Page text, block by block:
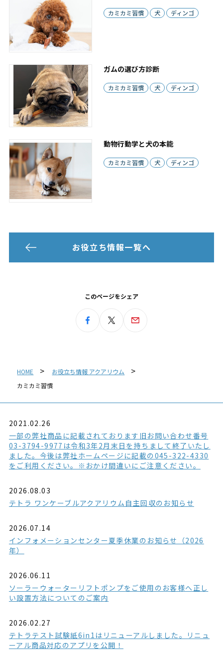
カミカミ習慣 犬 ディンゴ
ガムの選び方診断
カミカミ習慣 犬 ディンゴ
動物行動学と犬の本能
カミカミ習慣 犬 ディンゴ
お役立ち情報一覧へ
このページをシェア
HOME
お役立ち情報 アクアリウム
カミカミ習慣
2021.02.26
一部の弊社商品に記載されております旧お問い合わせ番号
03-3794-9977は令和3年2月末日を持ちまして終了いたし
ました。今後は弊社ホームページに記載の045-322-4330
をご利用ください。※おかけ間違いにご注意ください。
2026.08.03
テトラ ワンケーブルアクアリウム自主回収のお知らせ
2026.07.14
インフォメーションセンター夏季休業のお知らせ（2026
年）
2026.06.11
ソーラーウォーターリフトポンプをご使用のお客様へ正し
い設置方法についてのご案内
2026.02.27
テトラテスト試験紙6in1はリニューアルしました。リニュ
ーアル商品対応のアプリを公開！